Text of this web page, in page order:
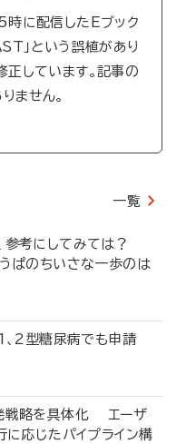
に配信したEブック
」という誤植があり
正しています。記事の
ません。
一覧
、参考にしてみては？
ぱのちいさな一歩のは
、2型糖尿病でも申請
戦略を具体化 エーザ
に応じたパイプライン構